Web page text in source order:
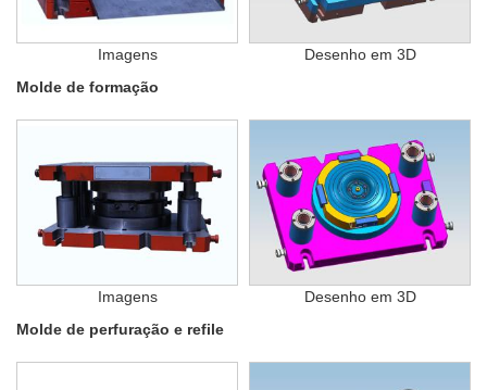
Imagens
Desenho em 3D
Molde de formação
Imagens
Desenho em 3D
Molde de perfuração e refile